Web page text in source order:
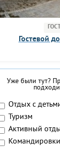
Гостевой
Уже были тут?
Отдых с
Туризм
Активный
Командировки